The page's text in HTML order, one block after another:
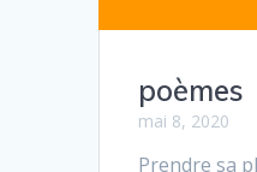
poèmes
mai 8, 2020
Prendre sa